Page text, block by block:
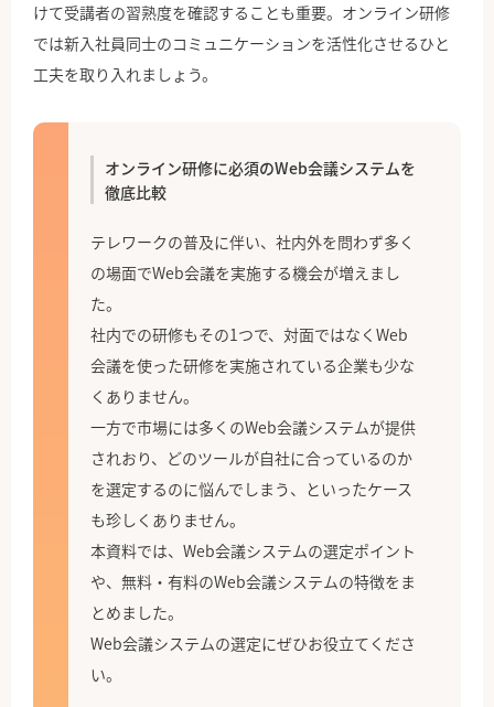
けて受講者の習熟度を確認することも重要。オンライン研修
では新入社員同士のコミュニケーションを活性化させるひと
工夫を取り入れましょう。
オンライン研修に必須のWeb会議システムを
徹底比較
テレワークの普及に伴い、社内外を問わず多く
の場面でWeb会議を実施する機会が増えまし
た。
社内での研修もその1つで、対面ではなくWeb
会議を使った研修を実施されている企業も少な
くありません。
一方で市場には多くのWeb会議システムが提供
されおり、どのツールが自社に合っているのか
を選定するのに悩んでしまう、といったケース
も珍しくありません。
本資料では、Web会議システムの選定ポイント
や、無料・有料のWeb会議システムの特徴をま
とめました。
Web会議システムの選定にぜひお役立てくださ
い。